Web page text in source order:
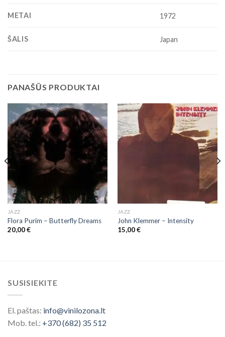
METAI 1972
ŠALIS Japan
PANAŠŪS PRODUKTAI
JAZZ
Flora Purim ‎– Butterfly Dreams
20,00€
JAZZ
John Klemmer – Intensity
15,00€
SUSISIEKITE
El. paštas: info@vinilozona.lt
Mob. tel.: +370 (682) 35 512